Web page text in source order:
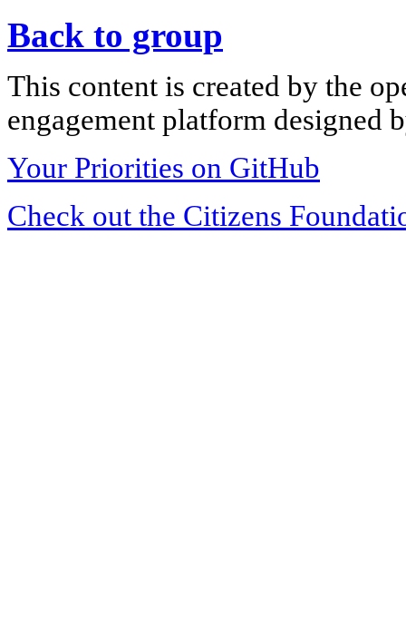
Back to group
This content is created by the
engagement platform designed
Your Priorities on GitHub
Check out the Citizens